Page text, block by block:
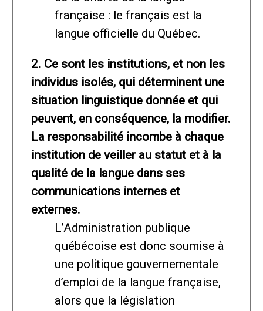
française : le français est la
langue officielle du Québec.
2. Ce sont les institutions, et non les
individus isolés, qui déterminent une
situation linguistique donnée et qui
peuvent, en conséquence, la modifier.
La responsabilité incombe à chaque
institution de veiller au statut et à la
qualité de la langue dans ses
communications internes et
externes.
L’Administration publique
québécoise est donc soumise à
une politique gouvernementale
d’emploi de la langue française,
alors que la législation